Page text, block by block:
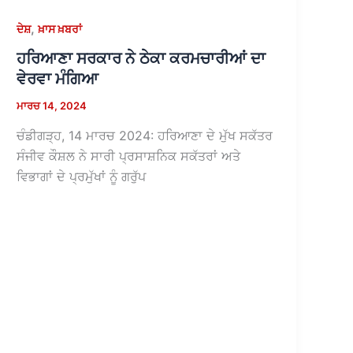
ਦੇਸ਼,ਖ਼ਾਸ ਖ਼ਬਰਾਂ
ਹਰਿਆਣਾ ਸਰਕਾਰ ਨੇ ਠੇਕਾ ਕਰਮਚਾਰੀਆਂ ਦਾ
ਵੇਰਵਾ ਮੰਗਿਆ
ਮਾਰਚ 14, 2024
ਚੰਡੀਗੜ੍ਹ, 14 ਮਾਰਚ 2024: ਹਰਿਆਣਾ ਦੇ ਮੁੱਖ ਸਕੱਤਰ
ਸੰਜੀਵ ਕੌਸ਼ਲ ਨੇ ਸਾਰੀ ਪ੍ਰਸਾਸ਼ਨਿਕ ਸਕੱਤਰਾਂ ਅਤੇ
ਵਿਭਾਗਾਂ ਦੇ ਪ੍ਰਮੁੱਖਾਂ ਨੂੰ ਗਰੁੱਪ